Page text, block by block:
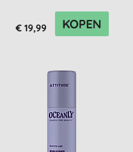
€ 19,99 KOPEN